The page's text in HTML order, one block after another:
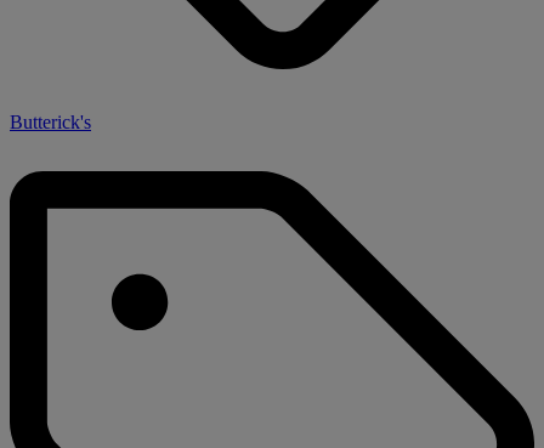
Butterick's